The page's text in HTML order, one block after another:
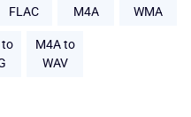
FLAC
M4A
WMA
to
M4A to
WAV